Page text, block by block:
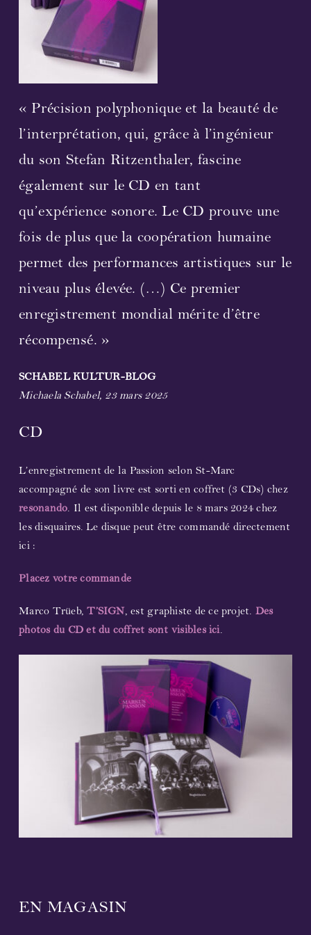
Streaming
Photographies
Prochaines représentations
Compositeur et librettiste
Participants 2023
Concerts 2023
Partenaires et sponsors
Liens
Bulletin d’information
« Précision polyphonique et la beauté de
l’interprétation, qui, grâce à l’ingénieur
du son Stefan Ritzenthaler, fascine
également sur le CD en tant
qu’expérience sonore. Le CD prouve une
fois de plus que la coopération humaine
permet des performances artistiques sur le
niveau plus élevée. (…) Ce premier
enregistrement mondial mérite d’être
récompensé. »
SCHABEL KULTUR-BLOG
Michaela Schabel, 23 mars 2025
CD
L’enregistrement de la Passion selon St-Marc
accompagné de son livre est sorti en coffret (3 CDs) chez
resonando. Il est disponible depuis le 8 mars 2024 chez
les disquaires. Le disque peut être commandé directement
ici :
Placez votre commande
Marco Trüeb,T’SIGN, est graphiste de ce projet. Des
photos du CD et du coffret sont visibles ici.
EN MAGASIN